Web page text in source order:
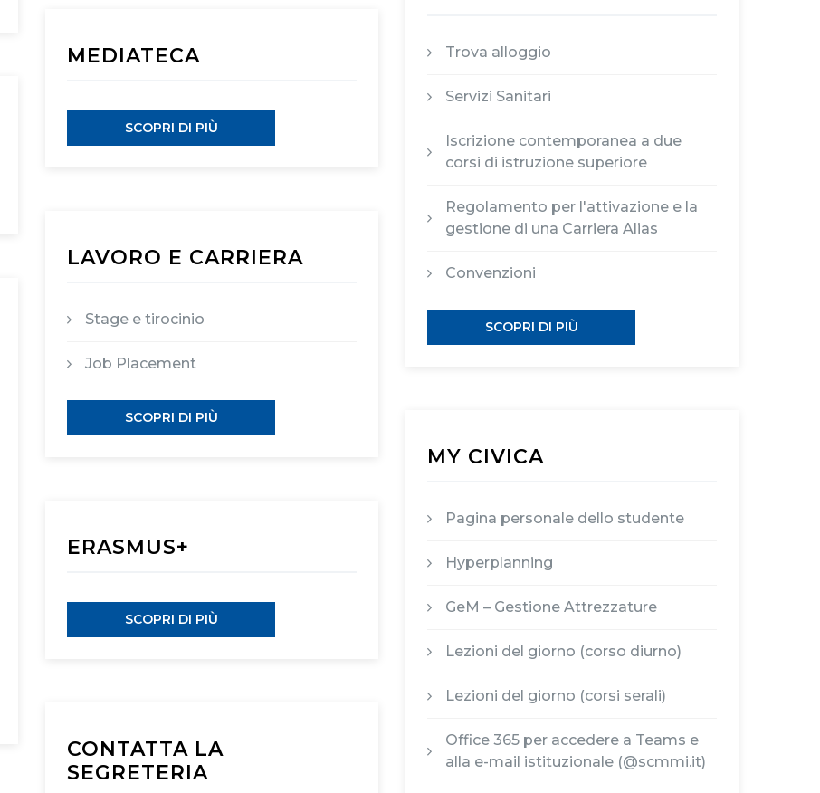
Trova alloggio
Servizi Sanitari
Iscrizione contemporanea a due
corsi di istruzione superiore
Regolamento per l'attivazione e la
gestione di una Carriera Alias
Convenzioni
SCOPRI DI PIÙ
MEDIATECA
SCOPRI DI PIÙ
LAVORO E CARRIERA
Stage e tirocinio
Job Placement
SCOPRI DI PIÙ
MY CIVICA
Pagina personale dello studente
Hyperplanning
GeM – Gestione Attrezzature
Lezioni del giorno (corso diurno)
Lezioni del giorno (corsi serali)
Office 365 per accedere a Teams e
alla e-mail istituzionale (@scmmi.it)
ERASMUS+
SCOPRI DI PIÙ
CONTATTA LA
SEGRETERIA